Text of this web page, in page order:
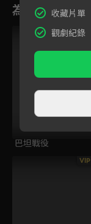
為您推薦
巴坦戰役
VIP
收藏片單
觀劇紀錄